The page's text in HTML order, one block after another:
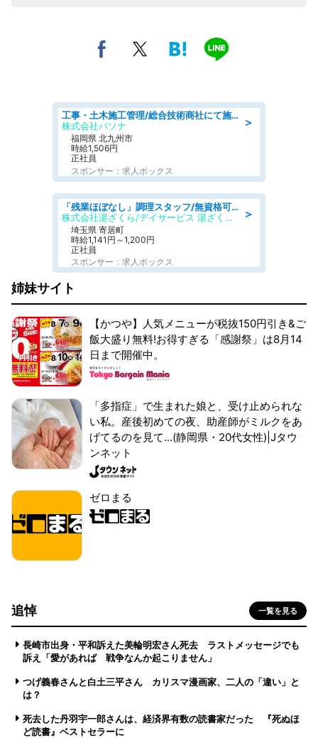
＞
工事・土木施工管理/総合技術商社にて施工管理のお仕事/即日勤務可/車通勤可/工事・土木施工管理/生産・品質管理
株式会社パソナ
福岡県 北九州市
時給1,506円
正社員
スポンサー：求人ボックス
＞
「残業ほぼなし」調理スタッフ/無資格可/正職員/日勤のみ/デイサービス/社会保障完備
株式会社湯ざくら/デイサービス 湯ざくらケアリゾート
埼玉県 寄居町
時給1,141円～1,200円
正社員
スポンサー：求人ボックス
姉妹サイト
【かつや】人気メニューが税抜150円引き&ご
飯大盛り無料!お得すぎる「感謝祭」は8月14
日まで開催中。
「多指症」で生まれた娘と、受け止められな
い私。産後初めての夜、助産師がミルクをあ
げてるのを見て...(静岡県・20代女性)|Jタウ
ンネット
ゼロまる
追悼 一覧を見る
長崎市出身・平和訴えた美輪明宏さん死去 ラストメッセージでも
訴え「愛があれば 戦争なんか起こりません」
つげ義春さんと白土三平さん カリスマ漫画家、二人の「違い」と
は？
死去した丹羽宇一郎さんは、経済界有数の読書家だった 『死ぬほ
ど読書』ベストセラーに